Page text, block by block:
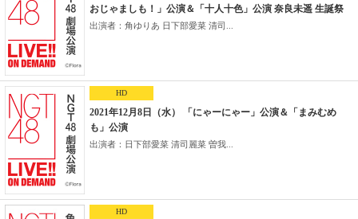
おじゃましも！」公演＆「十人十色」公演 奈良未遥 生誕祭
出演者：角ゆりあ 日下部愛菜 清司...
HD
2021年12月8日（水） 「にゃーにゃー」公演＆「まみむめ
も」公演
出演者：日下部愛菜 清司麗菜 曽我...
HD